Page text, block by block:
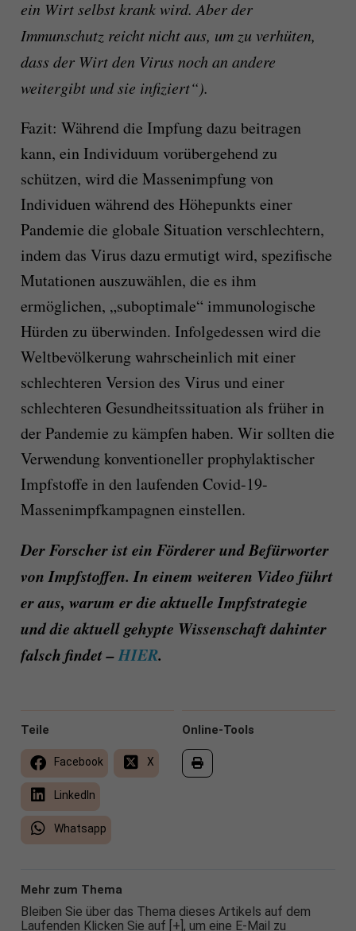
ein Wirt selbst krank wird. Aber der
Immunschutz reicht nicht aus, um zu verhüten,
dass der Wirt den Virus noch an andere
weitergibt und sie infiziert“).
Fazit: Während die Impfung dazu beitragen
kann, ein Individuum vorübergehend zu
schützen, wird die Massenimpfung von
Individuen während des Höhepunkts einer
Pandemie die globale Situation verschlechtern,
indem das Virus dazu ermutigt wird, spezifische
Mutationen auszuwählen, die es ihm
ermöglichen, „suboptimale“ immunologische
Hürden zu überwinden. Infolgedessen wird die
Weltbevölkerung wahrscheinlich mit einer
schlechteren Version des Virus und einer
schlechteren Gesundheitssituation als früher in
der Pandemie zu kämpfen haben. Wir sollten die
Verwendung konventioneller prophylaktischer
Impfstoffe in den laufenden Covid-19-
Massenimpfkampagnen einstellen.
Der Forscher ist ein Förderer und Befürworter
von Impfstoffen. In einem weiteren Video führt
er aus, warum er die aktuelle Impfstrategie
und die aktuell gehypte Wissenschaft dahinter
falsch findet –HIER.
Online-Tools
Teile
Facebook X
LinkedIn
Whatsapp
Mehr zum Thema
Bleiben Sie über das Thema dieses Artikels auf dem
Laufenden Klicken Sie auf [+], um eine E-Mail zu